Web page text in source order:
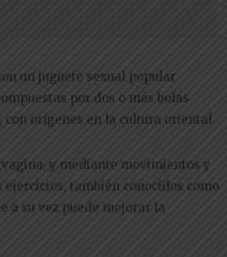
un juguete sexual popular
por dos o más bolas
con orígenes en la cultura oriental.
y mediante movimientos y
también conocidos como
a su vez puede mejorar la